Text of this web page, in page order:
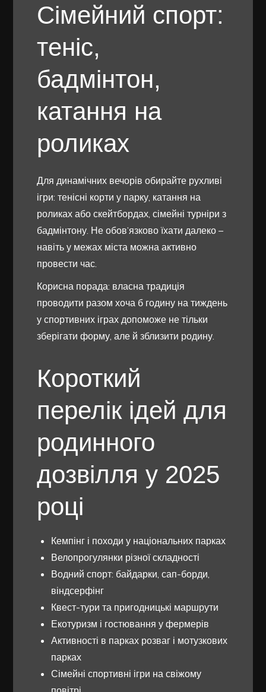
Сімейний спорт:
теніс,
бадмінтон,
катання на
роликах
Для динамічних вечорів обирайте рухливі
ігри: тенісні корти у парку, катання на
роликах або скейтбордах, сімейні турніри з
бадмінтону. Не обов’язково їхати далеко –
навіть у межах міста можна активно
провести час.
Корисна порада: власна традиція
проводити разом хоча б годину на тиждень
у спортивних іграх допоможе не тільки
зберігати форму, але й зблизити родину.
Короткий
перелік ідей для
родинного
дозвілля у 2025
році
Кемпінг і походи у національних парках
Велопрогулянки різної складності
Водний спорт: байдарки, сап-борди,
віндсерфінг
Квест-тури та пригодницькі маршрути
Екотуризм і гостювання у фермерів
Активності в парках розваг і мотузкових
парках
Сімейні спортивні ігри на свіжому